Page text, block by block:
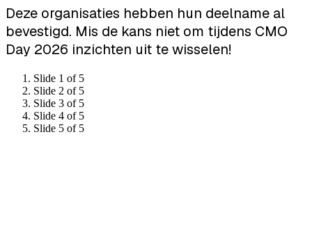
Deze organisaties hebben hun deelname al
bevestigd. Mis de kans niet om tijdens CMO
Day 2026 inzichten uit te wisselen!
Slide 1 of 5
Slide 2 of 5
Slide 3 of 5
Slide 4 of 5
Slide 5 of 5